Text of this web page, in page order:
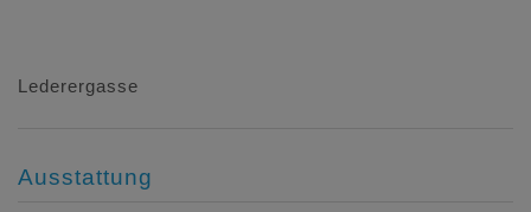
Lederergasse
Ausstattung